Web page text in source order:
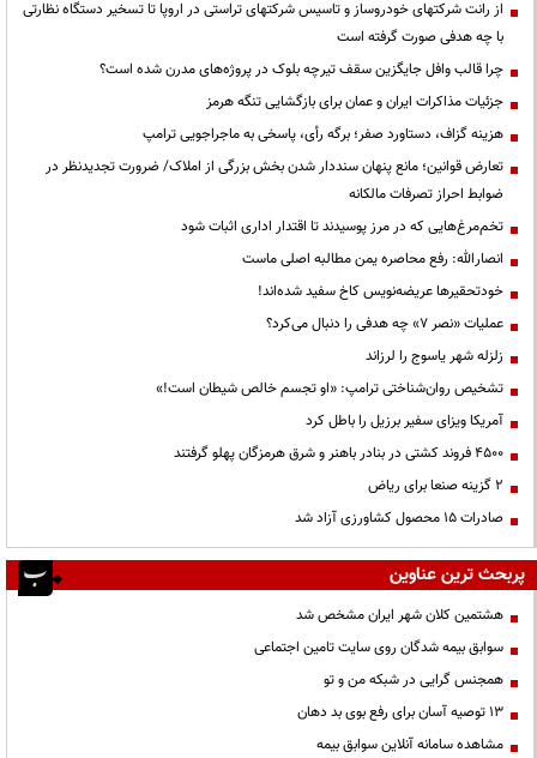
از رانت‌ شرکتهای خودروساز و تاسیس شرکتهای تراستی در اروپا تا تسخیر دستگاه نظارتی
با چه هدفی صورت گرفته است
چرا قالب وافل جایگزین سقف تیرچه بلوک در پروژه‌های مدرن شده است؟
جزئیات مذاکرات ایران و عمان برای بازگشایی تنگه هرمز
هزینه گزاف، دستاورد صفر؛ برگه رأی، پاسخی به ماجراجویی ترامپ
تعارض قوانین؛ مانع پنهان سنددار شدن بخش بزرگی از املاک/ ضرورت تجدیدنظر در
ضوابط احراز تصرفات مالکانه
تخم‌مرغ‌هایی که در مرز پوسیدند تا اقتدار اداری اثبات شود
انصارالله: رفع محاصره یمن مطالبه اصلی ماست
خودتحقیرها عریضه‌نویس کاخ سفید شده‌اند!
عملیات «نصر ۷» چه هدفی را دنبال می‌کرد؟
زلزله شهر یاسوج را لرزاند
تشخیص روان‌شناختی ترامپ: «او تجسم خالص شیطان است!»
آمریکا ویزای سفیر برزیل را باطل کرد
۴۵۰۰ فروند کشتی در بنادر باهنر و شرق هرمزگان پهلو گرفتند
۲ گزینه صنعا برای ریاض
صادرات ۱۵ محصول کشاورزی آزاد شد
پربحث ترین عناوین
هشتمین کلان شهر ایران مشخص شد
سوابق بیمه شدگان روی سایت تامین اجتماعی
همجنس گرایی در شبکه من و تو
13 توصیه آسان برای رفع بوی بد دهان
مشاهده سامانه آنلاين سوابق بیمه